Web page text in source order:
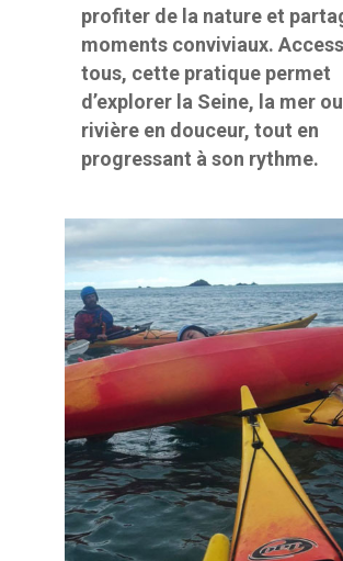
profiter de la nature et
moments conviviaux.
tous, cette pratique permet
d’explorer la Seine, la mer
rivière en douceur, tout en
progressant à son rythme.